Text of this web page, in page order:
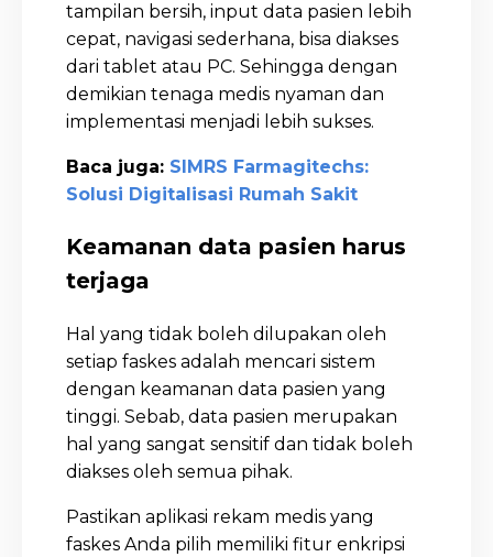
tampilan bersih, input data pasien lebih
cepat, navigasi sederhana, bisa diakses
dari tablet atau PC. Sehingga dengan
demikian tenaga medis nyaman dan
implementasi menjadi lebih sukses.
Baca juga: SIMRS Farmagitechs:
Solusi Digitalisasi Rumah Sakit
Keamanan data pasien harus
terjaga
Hal yang tidak boleh dilupakan oleh
setiap faskes adalah mencari sistem
dengan keamanan data pasien yang
tinggi. Sebab, data pasien merupakan
hal yang sangat sensitif dan tidak boleh
diakses oleh semua pihak.
Pastikan aplikasi rekam medis yang
faskes Anda pilih memiliki fitur enkripsi